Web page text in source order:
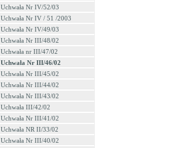
Uchwała Nr IV/52/03
Uchwała Nr IV / 51 /2003
Uchwała Nr IV/49/03
Uchwała Nr III/48/02
Uchwała nr III/47/02
Uchwała Nr III/46/02
Uchwała Nr III/45/02
Uchwała Nr III/44/02
Uchwała Nr III/43/02
Uchwała III/42/02
Uchwała Nr III/41/02
Uchwała NR II/33/02
Uchwała Nr III/40/02